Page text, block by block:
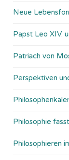
Neue
Papst Leo XIV.
Patriach von
Perspektiven
Philosophie
Philosophieren